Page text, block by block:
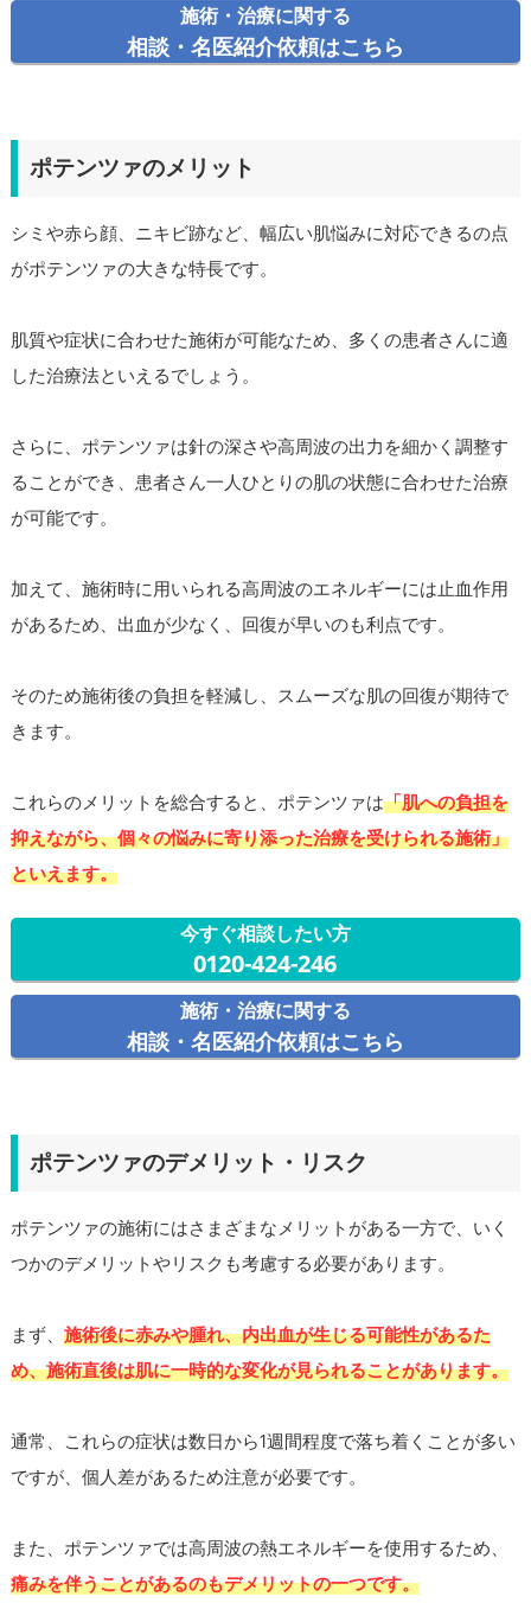
施術・治療に関する
相談・名医紹介依頼はこちら
ポテンツァのメリット
シミや赤ら顔、ニキビ跡など、幅広い肌悩みに対応できるの点
がポテンツァの大きな特長です。
肌質や症状に合わせた施術が可能なため、多くの患者さんに適
した治療法といえるでしょう。
さらに、ポテンツァは針の深さや高周波の出力を細かく調整す
ることができ、患者さん一人ひとりの肌の状態に合わせた治療
が可能です。
加えて、施術時に用いられる高周波のエネルギーには止血作用
があるため、出血が少なく、回復が早いのも利点です。
そのため施術後の負担を軽減し、スムーズな肌の回復が期待で
きます。
これらのメリットを総合すると、ポテンツァは「肌への負担を
抑えながら、個々の悩みに寄り添った治療を受けられる施術」
といえます。
今すぐ相談したい方
0120-424-246
施術・治療に関する
相談・名医紹介依頼はこちら
ポテンツァのデメリット・リスク
ポテンツァの施術にはさまざまなメリットがある一方で、いく
つかのデメリットやリスクも考慮する必要があります。
まず、 施術後に赤みや腫れ、内出血が生じる可能性があるた
め、施術直後は肌に一時的な変化が見られることがあります。
通常、これらの症状は数日から1週間程度で落ち着くことが多い
ですが、個人差があるため注意が必要です。
また、ポテンツァでは高周波の熱エネルギーを使用するため、
痛みを伴うことがあるのもデメリットの一つです。